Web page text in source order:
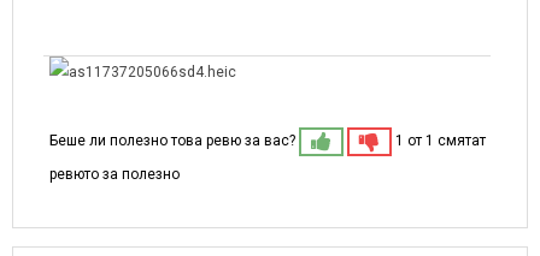
Беше ли полезно това ревю за вас?
1 от 1 смятат
ревюто за полезно